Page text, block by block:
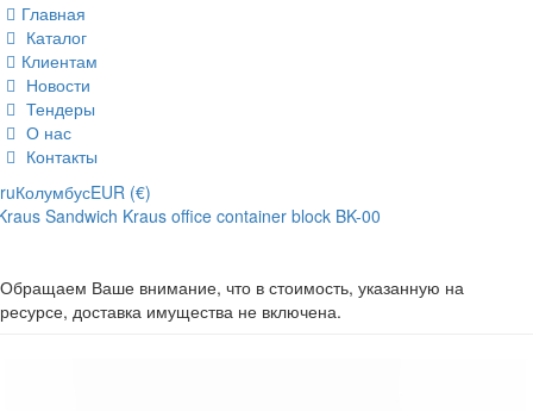
Главная
Каталог
Клиентам
Новости
Тендеры
О нас
Контакты
ruКолумбусEUR (€)
Sandwich Kraus office container block BK-00
Обращаем Ваше внимание, что в стоимость, указанную на
ресурсе, доставка имущества не включена.